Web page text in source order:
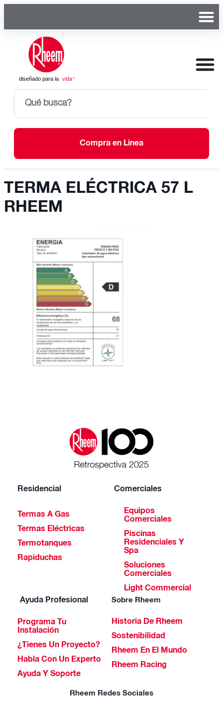
Compra en Linea
TERMA ELÉCTRICA 57 L
RHEEM
Residencial
Termas A Gas
Termas Eléctricas
Termotanques
Rapiduchas
Comerciales
Equipos
Comerciales
Piscinas
Residenciales Y
Spa
Soluciones
Comerciales
Light Commercial
Ayuda Profesional
Programa Tu
Instalación
¿Tienes Un Proyecto?
Habla Con Un Experto
Ayuda Y Soporte
Sobre Rheem
Historia De Rheem
Sostenibilidad
Rheem En El Mundo
Rheem Racing
Rheem Redes Sociales